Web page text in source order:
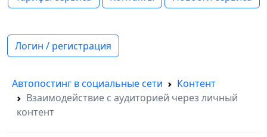
Логин / регистрация
Автопостинг в социальные сети
Контент
Взаимодействие с аудиторией через личный
контент